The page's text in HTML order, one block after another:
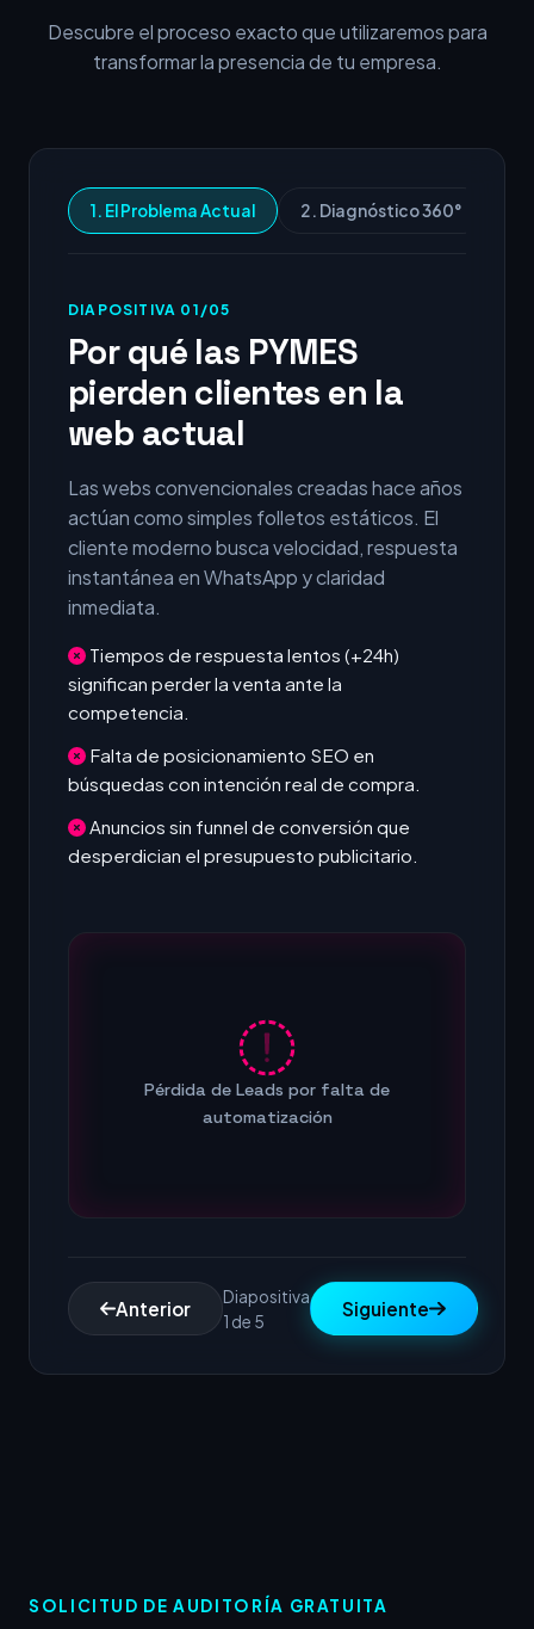
Descubre el proceso exacto que utilizaremos para
transformar la presencia de tu empresa.
1. El Problema Actual 2. Diagnóstico 360°
DIAPOSITIVA 01/05
Por qué las PYMES
pierden clientes en la
web actual
Las webs convencionales creadas hace años
actúan como simples folletos estáticos. El
cliente moderno busca velocidad, respuesta
instantánea en WhatsApp y claridad
inmediata.
Tiempos de respuesta lentos (+24h)
significan perder la venta ante la
competencia.
Falta de posicionamiento SEO en
búsquedas con intención real de compra.
Anuncios sin funnel de conversión que
desperdician el presupuesto publicitario.
Pérdida de Leads por falta de
automatización
Anterior
Diapositiva
1 de 5
Siguiente
SOLICITUD DE AUDITORÍA GRATUITA